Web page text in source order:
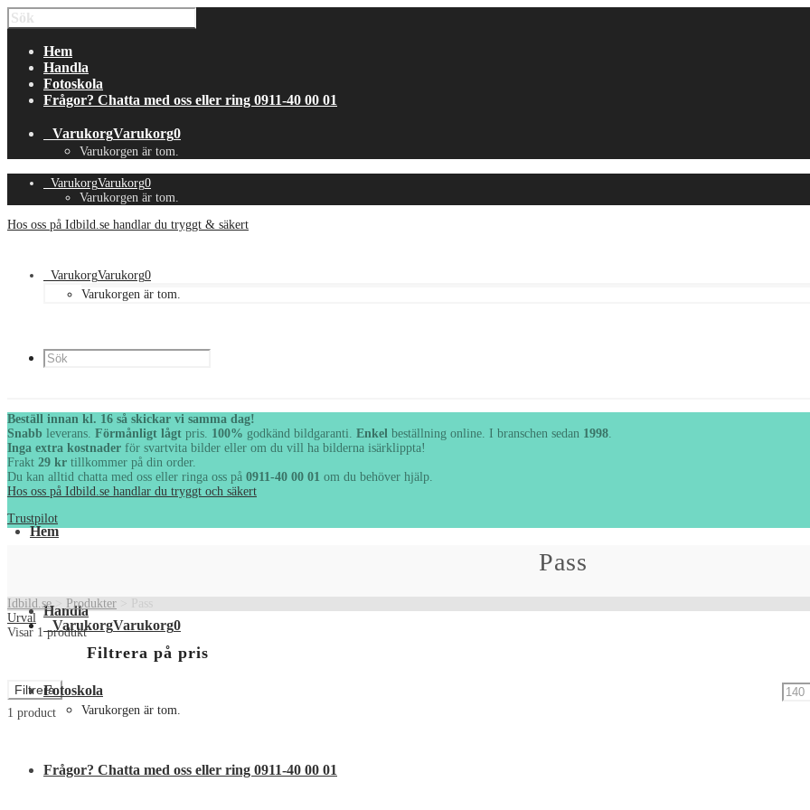
Hem
Handla
Fotoskola
Frågor? Chatta med oss eller ring 0911-40 00 01
VarukorgVarukorg0
Varukorgen är tom.
VarukorgVarukorg
Varukorgen är tom.
Hos oss på Idbild.se handlar du tryggt & säkert
VarukorgVarukorg
Varukorgen är tom.
Hem
Handla
Fotoskola
Frågor? Chatta med oss eller ring 0911-40 00 01
VarukorgVarukorg0
Varukorgen är tom.
Beställ innan kl. 16 så skickar vi samma dag!
Snabbleverans.Förmånligt lågtpris.100%godkänd bildgaranti.Enkelbeställning online. I branschen sedan
Inga extra kostnaderför svartvita bilder eller om du vill ha bilderna isärklippta!
Frakt29 kr tillkommer på din order.
Du kan alltid chatta med oss eller ringa oss på
Trustpilot
Pass
Idbild.se>Produkter
Pass
Urval
Visar 1 produkt
Filtrera på pris
Filtrera